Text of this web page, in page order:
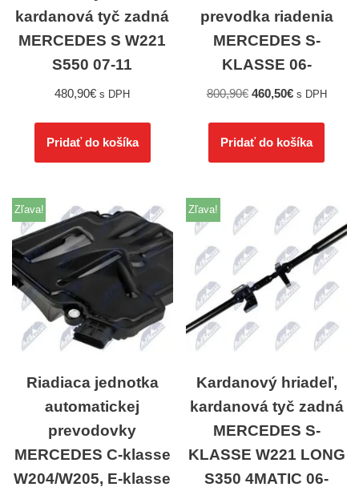
kardanová tyč zadná
MERCEDES S W221
S550 07-11
480,90€ s DPH
Pridať do košíka
prevodka riadenia
MERCEDES S-
KLASSE 06-
800,90€ 460,50€ s DPH
Pridať do košíka
Zľava!
Riadiaca jednotka
automatickej
prevodovky
MERCEDES C-klasse
W204/W205, E-klasse
Zľava!
Kardanový hriadeľ,
kardanová tyč zadná
MERCEDES S-
KLASSE W221 LONG
S350 4MATIC 06-